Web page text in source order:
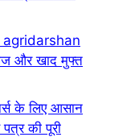
और खाद मुफ्त
के लिए आसान
की पूरी